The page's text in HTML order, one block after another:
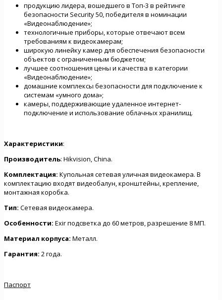
продукцию лидера, вошедшего в Топ-3 в рейтинге
безопасности Security 50, победителя в номинации
«Видеонаблюдение»;
технологичные приборы, которые отвечают всем
требованиям к видеокамерам;
широкую линейку камер для обеспечения безопасности
объектов с ограниченным бюджетом;
лучшее соотношения цены и качества в категории
«Видеонаблюдение»;
домашние комплексы безопасности для подключение к
системам «умного дома»;
камеры, поддерживающие удаленное интернет-
подключение и использование облачных хранилищ.
Характеристики:
Производитель: Hikvision, China.
Комплектация: Купольная сетевая уличная видеокамера. В
комплектацию входят видеобалун, кронштейны, крепление,
монтажная коробка.
Тип: Сетевая видеокамера.
Особенности: Exir подсветка до 60 метров, разрешение 8 МП.
Материал корпуса: Металл.
Гарантия: 2 года.
Паспорт